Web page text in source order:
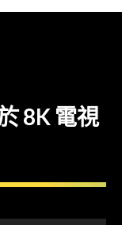
8K 電視